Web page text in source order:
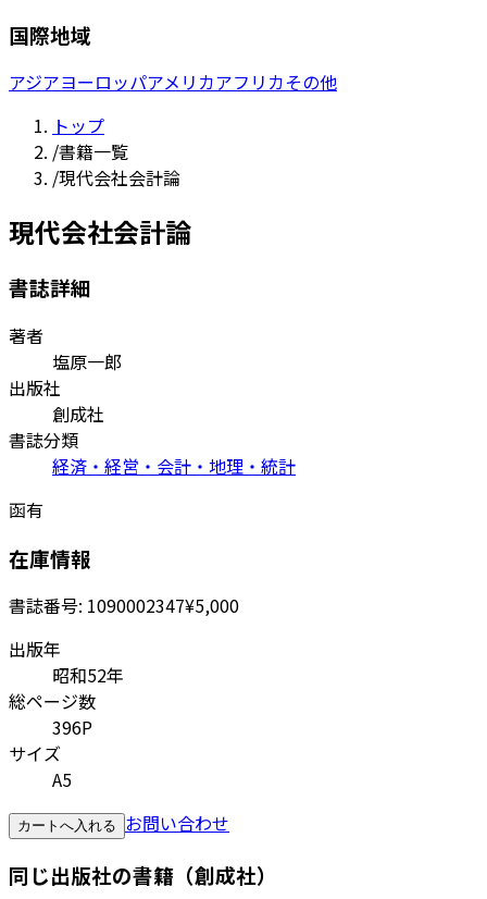
国際地域
アジアヨーロッパアメリカアフリカその他
トップ
/書籍一覧
/現代会社会計論
現代会社会計論
書誌詳細
著者
塩原一郎
出版社
創成社
書誌分類
経済・経営・会計・地理・統計
函有
在庫情報
書誌番号: 1090002347¥5,000
出版年
昭和52年
総ページ数
396P
サイズ
A5
カートへ入れる お問い合わせ
同じ出版社の書籍（創成社）